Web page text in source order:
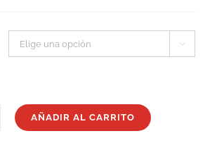
55,00€.

AÑADIR AL CARRITO